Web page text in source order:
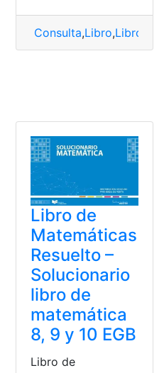
Consulta,Libro,Libro de
Libro de
Matemáticas
Resuelto –
Solucionario
libro de
matemática
8, 9 y 10 EGB
Libro de